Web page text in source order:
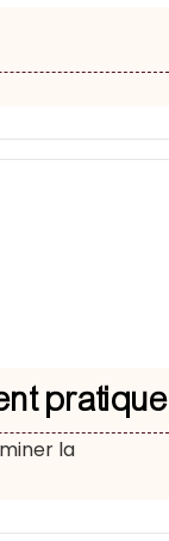
pratique
la